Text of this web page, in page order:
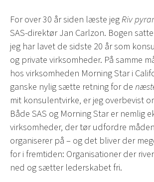
For over 30 år siden læste jegRiv
SAS-direktør Jan Carlzon. Bogen
jeg har lavet de sidste 20 år som
og private virksomheder. På samme
hos virksomheden Morning Star i
ganske nylig sætte retning for de
mit konsulentvirke, er jeg overbevist
Både SAS og Morning Star er nemlig
virksomheder, der tør udfordre
organiserer på – og det bliver der
for i fremtiden: Organisationer der
ned og sætter lederskabet fri.